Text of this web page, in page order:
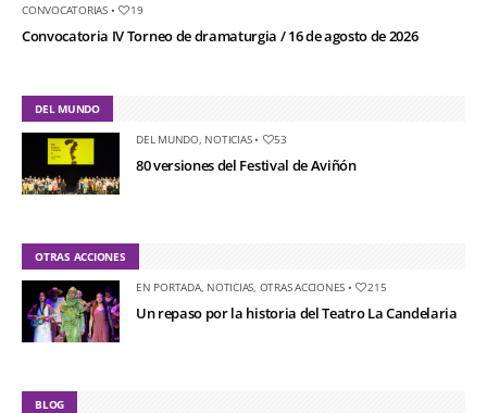
CONVOCATORIAS• 19
Convocatoria IV Torneo de dramaturgia / 16 de agosto de 2026
DEL MUNDO
DEL MUNDO, NOTICIAS• 53
80 versiones del Festival de Aviñón
OTRAS ACCIONES
EN PORTADA, NOTICIAS OTRAS ACCIONES • 215
Un repaso por la historia del Teatro La Candelaria
BLOG